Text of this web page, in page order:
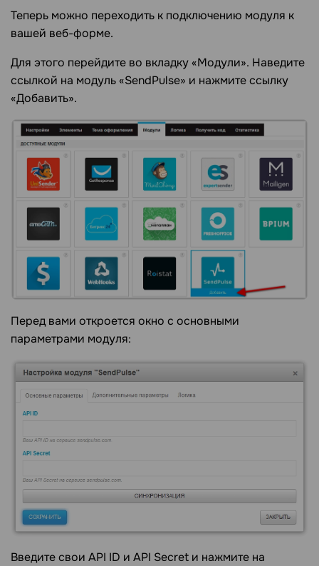
Теперь можно переходить к подключению модуля к
вашей веб-форме.
Для этого перейдите во вкладку «Модули». Наведите
ссылкой на модуль «SendPulse» и нажмите ссылку
«Добавить».
Перед вами откроется окно с основными
параметрами модуля:
Введите свои API ID и API Secret и нажмите на